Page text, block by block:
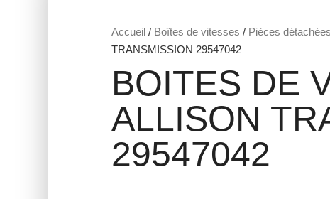
Accueil / Boîtes de vitesses / Pièces détachées
TRANSMISSION 29547042
BOITES DE
ALLISON
29547042